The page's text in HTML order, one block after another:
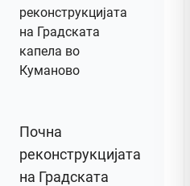
Почна
реконструкцијата
на Градската